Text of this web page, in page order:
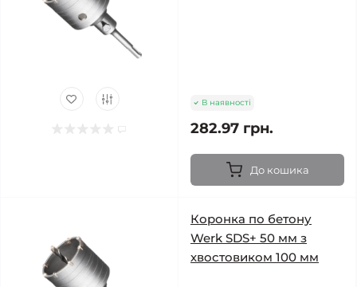
В наявності
282.97 грн.
До кошика
Коронка по бетону
Werk SDS+ 50 мм з
хвостовиком 100 мм